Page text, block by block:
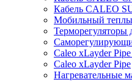
Кабель CALEO
Мобильный
Терморегуляторы
Caleo xLayder
Caleo xLayder Pipe
Нагревательные